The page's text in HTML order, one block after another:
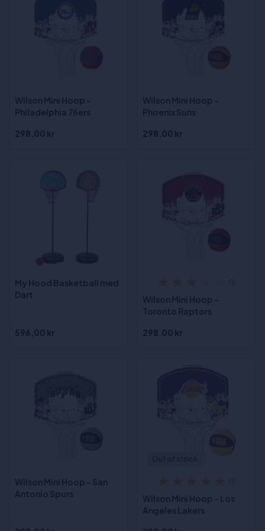
Wilson Mini Hoop -
Philadelphia 76ers
298,00 kr
Wilson Mini Hoop -
Phoenix Suns
298,00 kr
My Hood Basketball med
Dart
596,00 kr
Wilson Mini Hoop -
Toronto Raptors
298,00 kr
Wilson Mini Hoop - San
Antonio Spurs
Wilson Mini Hoop - Los
Angeles Lakers